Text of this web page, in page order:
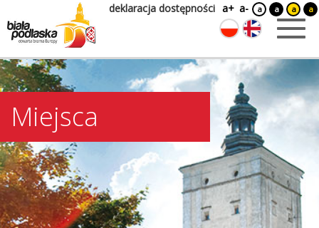
deklaracja dostępności a+ a- a a a a
Miejsca